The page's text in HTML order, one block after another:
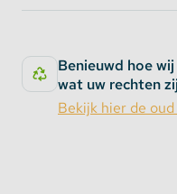
Benieuwd hoe
wat uw rechten
Bekijk hier de